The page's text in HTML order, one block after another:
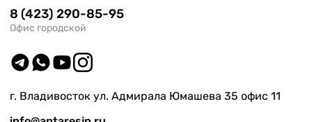
8 (423) 290-85-95
Офис городской
г. Владивосток ул. Адмирала Юмашева 35 офис 11